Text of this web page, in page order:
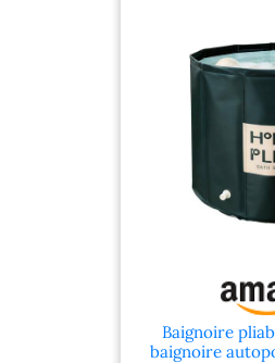
avec un tuyau de
inférieur aide à
rapidement avant de
pliable et peu
relaxant sans
l'espace de la salle de
se replie pour un
lorsqu'elle n'est
idéale pour les
location, les cabines
camping-car, les
espaces de vie
baignoire à rester
La forme
d'espace que de
compactes, créant un
Baignoire
baignoire